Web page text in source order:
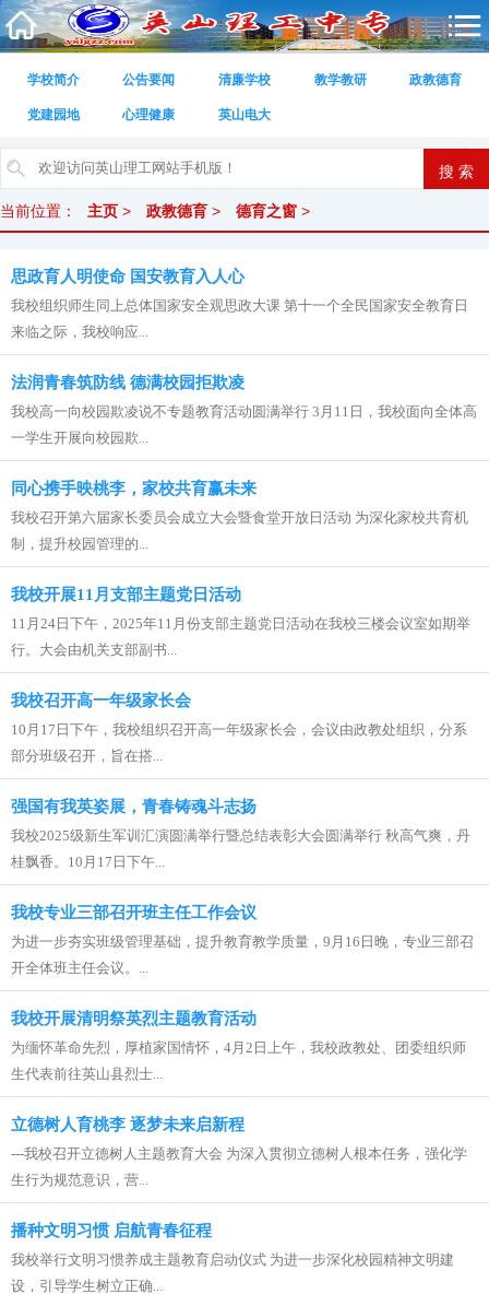
学校简介 公告要闻 清廉学校 教学教研 政教德育
党建园地 心理健康 英山电大
当前位置： 主页 > 政教德育 > 德育之窗 >
思政育人明使命 国安教育入人心
我校组织师生同上总体国家安全观思政大课 第十一个全民国家安全教育日
来临之际，我校响应...
法润青春筑防线 德满校园拒欺凌
我校高一向校园欺凌说不专题教育活动圆满举行 3月11日，我校面向全体高
一学生开展向校园欺...
同心携手映桃李，家校共育赢未来
我校召开第六届家长委员会成立大会暨食堂开放日活动 为深化家校共育机
制，提升校园管理的...
我校开展11月支部主题党日活动
11月24日下午，2025年11月份支部主题党日活动在我校三楼会议室如期举
行。大会由机关支部副书...
我校召开高一年级家长会
10月17日下午，我校组织召开高一年级家长会，会议由政教处组织，分系
部分班级召开，旨在搭...
强国有我英姿展，青春铸魂斗志扬
我校2025级新生军训汇演圆满举行暨总结表彰大会圆满举行 秋高气爽，丹
桂飘香。10月17日下午...
我校专业三部召开班主任工作会议
为进一步夯实班级管理基础，提升教育教学质量，9月16日晚，专业三部召
开全体班主任会议。...
我校开展清明祭英烈主题教育活动
为缅怀革命先烈，厚植家国情怀，4月2日上午，我校政教处、团委组织师
生代表前往英山县烈士...
立德树人育桃李 逐梦未来启新程
---我校召开立德树人主题教育大会 为深入贯彻立德树人根本任务，强化学
生行为规范意识，营...
播种文明习惯 启航青春征程
我校举行文明习惯养成主题教育启动仪式 为进一步深化校园精神文明建
设，引导学生树立正确...